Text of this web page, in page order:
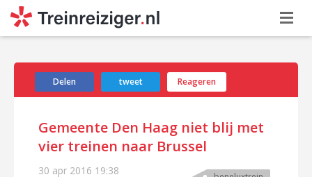
Delen tweet Reageren
Gemeente Den Haag niet blij met
vier treinen naar Brussel
30 apr 2016 19:38